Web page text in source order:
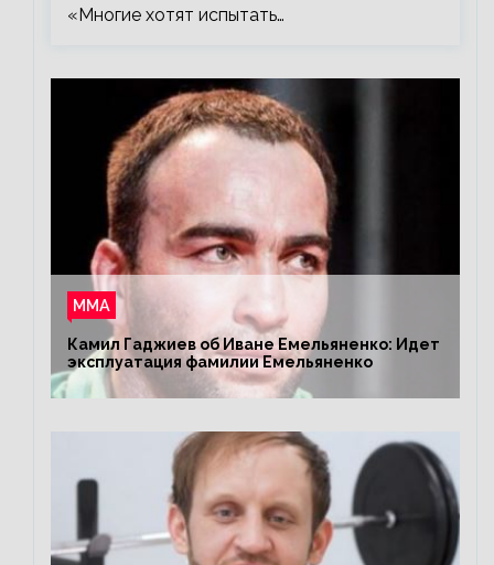
«Многие хотят испытать…
ММА
Камил Гаджиев об Иване Емельяненко: Идет
эксплуатация фамилии Емельяненко